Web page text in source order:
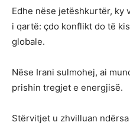
Edhe nëse jetëshkurtër, ky
i qartë: çdo konflikt do të
globale.
Nëse Irani sulmohej, ai
prishin tregjet e energjisë.
Stërvitjet u zhvilluan